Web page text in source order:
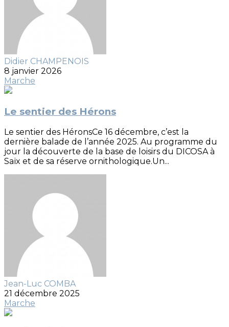
Didier CHAMPENOIS
8 janvier 2026
Marche
Le sentier des Hérons
Le sentier des HéronsCe 16 décembre, c’est la
dernière balade de l’année 2025. Au programme du
jour la découverte de la base de loisirs du DICOSA à
Saïx et de sa réserve ornithologique.Un...
Jean-Luc COMBA
21 décembre 2025
Marche